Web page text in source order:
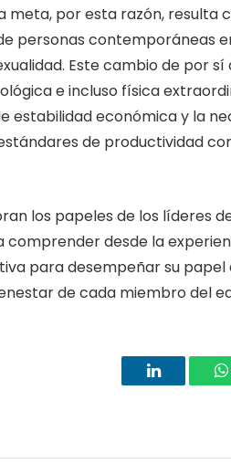
meta, por esta razón, resulta
personas contemporáneas
Este cambio de por
e incluso física
estabilidad económica y la
de productividad
los papeles de los líderes de
comprender desde la
para desempeñar su papel
de cada miembro del
LinkedIn